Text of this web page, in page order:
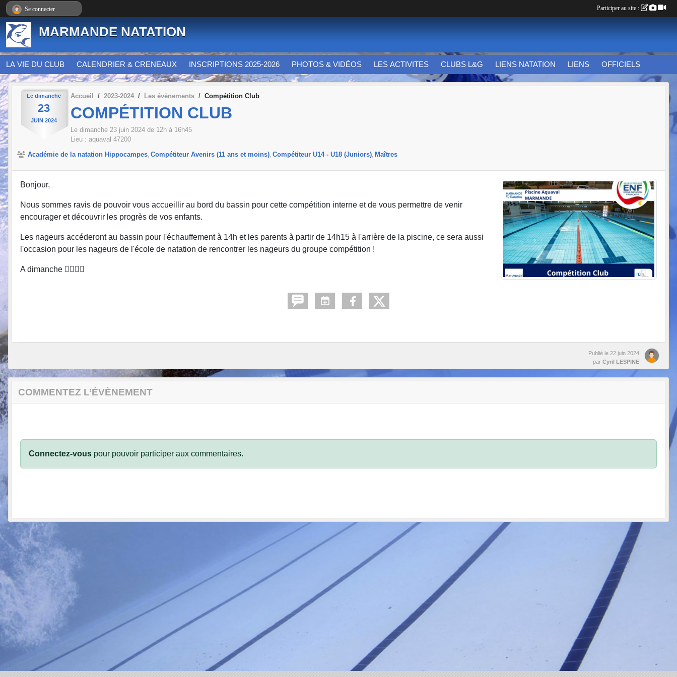
MARMANDE NATATION
LA VIE DU CLUB CALENDRIER & CRENEAUX INSCRIPTIONS 2025-2026 PHOTOS & VIDÉOS LES ACTIVITES CLUBS L&G LIENS NATATION LIENS OFFICIELS
Le dimanche
23
JUIN 2024
Accueil 2023-2024 Les évènements Compétition Club
COMPÉTITION CLUB
Le dimanche 23 juin 2024 de 12h à 16h45
Lieu : aquaval 47200
Académie de la natation Hippocampes Compétiteur Avenirs (11 ans et moins) Compétiteur U14 - U18 (Juniors) Maîtres
Bonjour,
Nous sommes ravis de pouvoir vous accueillir au bord du bassin pour cette compétition interne et de vous permettre de venir
encourager et découvrir les progrès de vos enfants.
Les nageurs accéderont au bassin pour l'échauffement à 14h et les parents à partir de 14h15 à l'arrière de la piscine, ce sera aussi
l'occasion pour les nageurs de l'école de natation de rencontrer les nageurs du groupe compétition !
A dimanche 🏊‍♂️🏊‍♂️
Publié le 22 juin 2024
par Cyril LESPINE
COMMENTEZ L’ÉVÈNEMENT
Connectez-vous pour pouvoir participer aux commentaires.
Se connecter Participer au site :
Panneau de gestion des cookies